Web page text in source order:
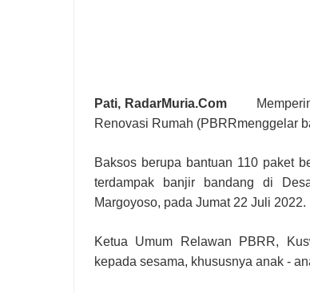
Pati, RadarMuria.Com
Renovasi Rumah (PBRRmenggelar
Baksos berupa bantuan 110 paket
terdampak banjir bandang di
Margoyoso, pada Jumat 22 Juli 2022.
Ketua Umum Relawan PBRR,
kepada sesama, khususnya anak -